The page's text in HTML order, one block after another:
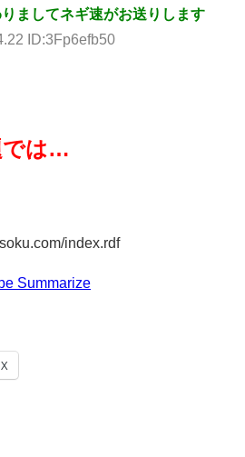
ましてネギ速がお送りします
ID:3Fp6efb50
では…
index.rdf
Summarize
X